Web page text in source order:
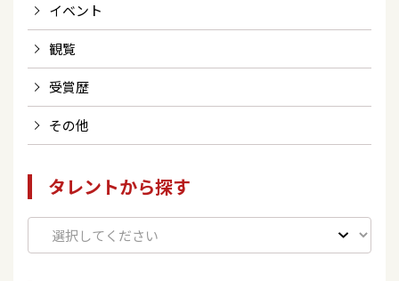
イベント
観覧
受賞歴
その他
タレントから探す